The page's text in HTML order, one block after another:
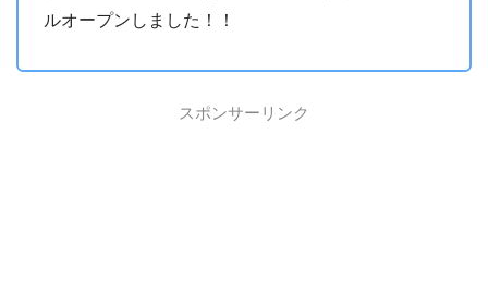
ルオープンしました！！
スポンサーリンク